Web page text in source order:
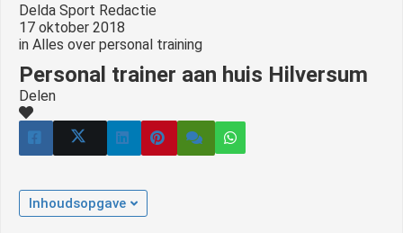
Delda Sport Redactie
17 oktober 2018
in Alles over personal training
Personal trainer aan huis Hilversum
Delen
Inhoudsopgave
te
over
op
gebruikt
te